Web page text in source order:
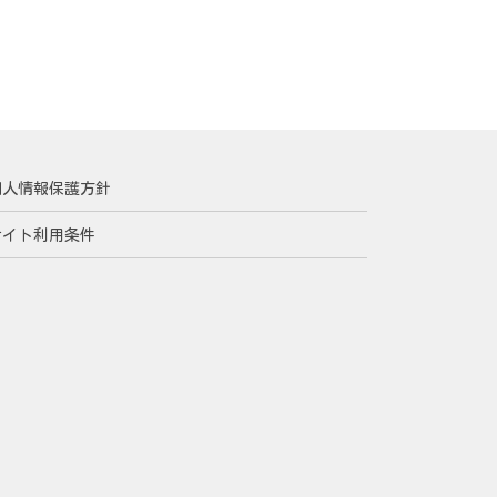
情報保護方針
ト利用条件